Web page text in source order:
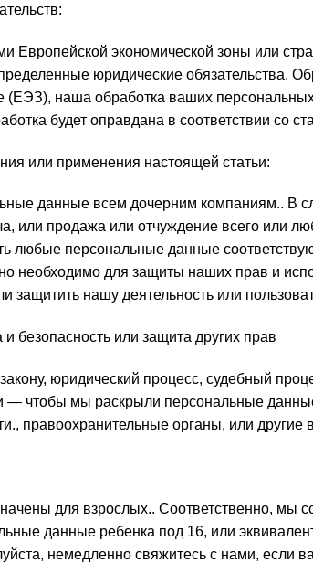
Европейской экономической зоны или
юридические обязательства.
(ЕЭЗ), наша обработка ваших
будет оправдана в соответствии со
или применения настоящей статьи:
данные всем дочерним компаниям.. В
или продажа или отчуждение всего или
любые персональные данные
необходимо для защиты наших прав и
защитить нашу деятельность или
безопасность или защита других прав
юридический процесс, судебный
— чтобы мы раскрыли персональные
правоохранительные органы, или
для взрослых.. Соответственно, мы
данные ребенка под 16, или
немедленно свяжитесь с нами, если